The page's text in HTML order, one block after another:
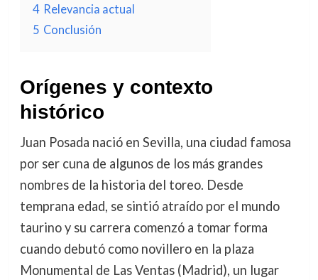
4 Relevancia actual
5 Conclusión
Orígenes y contexto
histórico
Juan Posada nació en Sevilla, una ciudad famosa
por ser cuna de algunos de los más grandes
nombres de la historia del toreo. Desde
temprana edad, se sintió atraído por el mundo
taurino y su carrera comenzó a tomar forma
cuando debutó como novillero en la plaza
Monumental de Las Ventas (Madrid), un lugar